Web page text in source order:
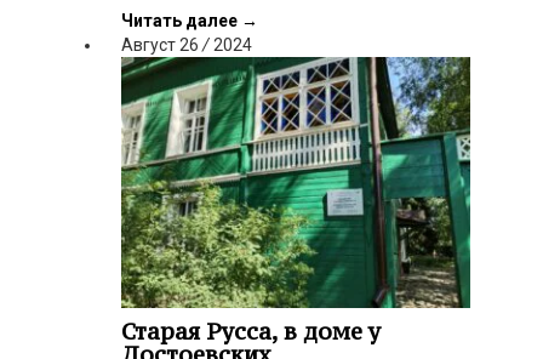
Читать далее →
Август 26 / 2024
Старая Русса, в доме у